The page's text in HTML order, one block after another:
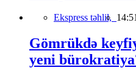
Ekspress təhlil, 14:51
Gömrükdə
yeni